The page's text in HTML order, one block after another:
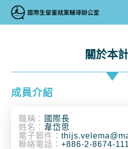
關於本
成員介紹
職稱：
國際長
姓名： 韋岱思
電子郵件：
聯絡電話：+886-2-8674-